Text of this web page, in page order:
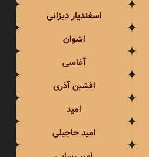
اسفندیار دیزانی
اشوان
آغاسی
افشین آذری
امید
امید حاجیلی